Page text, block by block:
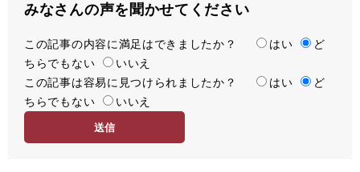
みなさんの声を聞かせてください
満
足
度
この記事の内容に満足はできましたか？ はい
ど
ちらでもない
いいえ
容
易
この記事は容易に見つけられましたか？ はい
ど
ちらでもない
いいえ